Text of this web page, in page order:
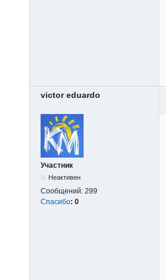
victor eduardo
Участник
Неактивен
Сообщений: 299
Спасибо: 0